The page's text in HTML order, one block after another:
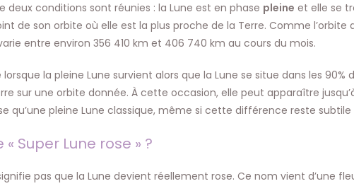
deux conditions sont réunies : la Lune est en phase pleine et elle se
de son orbite où elle est la plus proche de la Terre. Comme l’orbite
entre environ 356 410 km et 406 740 km au cours du mois.
lorsque la pleine Lune survient alors que la Lune se situe dans les 90%
sur une orbite donnée. À cette occasion, elle peut apparaître
qu’une pleine Lune classique, même si cette différence reste subtile
Super Lune rose » ?
pas que la Lune devient réellement rose. Ce nom vient d’une